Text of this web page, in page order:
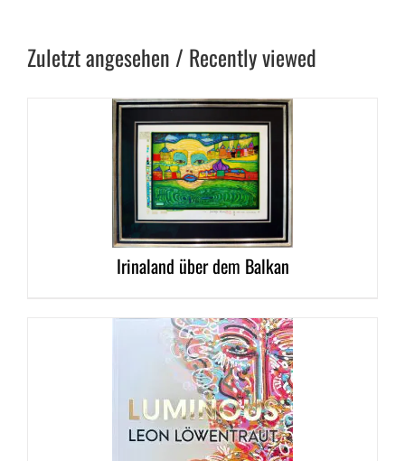
Zuletzt angesehen / Recently viewed
Irinaland über dem Balkan